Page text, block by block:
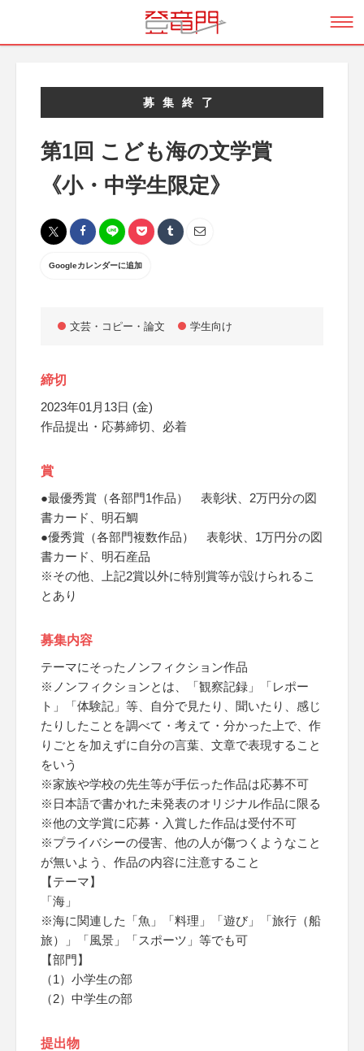
募集終了
第1回 こども海の文学賞
《小・中学生限定》
Googleカレンダーに追加
文芸・コピー・論文 学生向け
締切
2023年01月13日 (金)
作品提出・応募締切、必着
賞
●最優秀賞（各部門1作品） 表彰状、2万円分の図
書カード、明石鯛
●優秀賞（各部門複数作品） 表彰状、1万円分の図
書カード、明石産品
※その他、上記2賞以外に特別賞等が設けられるこ
とあり
募集内容
テーマにそったノンフィクション作品
※ノンフィクションとは、「観察記録」「レポー
ト」「体験記」等、自分で見たり、聞いたり、感じ
たりしたことを調べて・考えて・分かった上で、作
りごとを加えずに自分の言葉、文章で表現すること
をいう
※家族や学校の先生等が手伝った作品は応募不可
※日本語で書かれた未発表のオリジナル作品に限る
※他の文学賞に応募・入賞した作品は受付不可
※プライバシーの侵害、他の人が傷つくようなこと
が無いよう、作品の内容に注意すること
【テーマ】
「海」
※海に関連した「魚」「料理」「遊び」「旅行（船
旅）」「風景」「スポーツ」等でも可
【部門】
（1）小学生の部
（2）中学生の部
提出物